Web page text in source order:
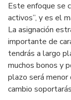
Este enfoque se
activos”, y es el
La asignación
importante de
tendrás a largo
muchos bonos y
plazo será menor
cambio